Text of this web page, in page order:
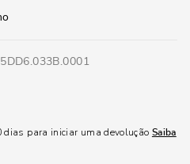
dias para iniciar uma devolução Saiba